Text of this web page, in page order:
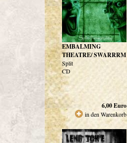
EMBALMING
THEATRE/ SWARRRM
Split
CD
6,00Euro
in den Warenkorb